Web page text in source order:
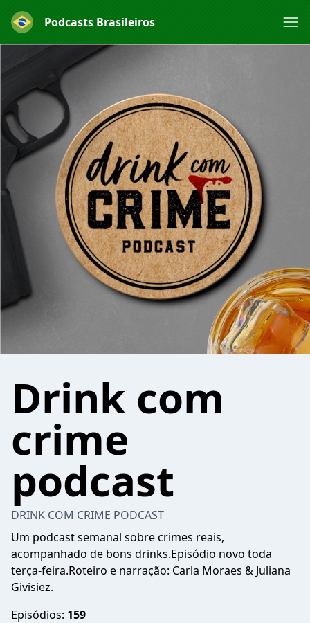
Podcasts Brasileiros
Drink com
crime
podcast
DRINK COM CRIME PODCAST
Um podcast semanal sobre crimes reais,
acompanhado de bons drinks.Episódio novo toda
terça-feira.Roteiro e narração: Carla Moraes & Juliana
Givisiez.
Episódios: 159